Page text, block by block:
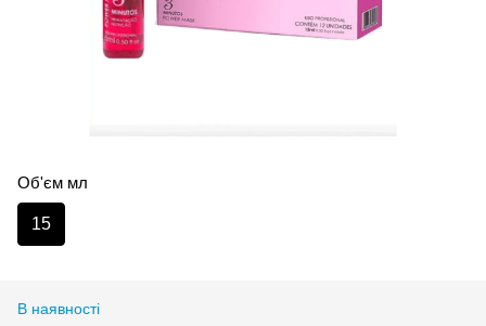
Об'єм мл
15
В наявності